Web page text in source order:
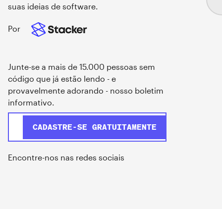
suas ideias de software.
Por
Junte-se a mais de 15.000 pessoas sem
código que já estão lendo - e
provavelmente adorando - nosso boletim
informativo.
Encontre-nos nas redes sociais